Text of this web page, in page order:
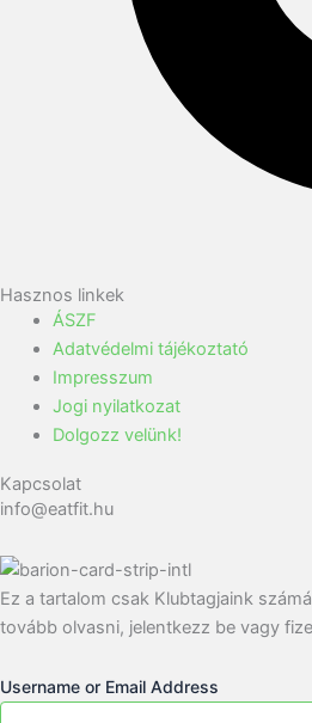
Hasznos linkek
ÁSZF
Adatvédelmi tájékoztató
Impresszum
Jogi nyilatkozat
Dolgozz velünk!
Kapcsolat
info@eatfit.hu
Ez a tartalom csak Klubtagjaink
tovább olvasni, jelentkezz be vagy
Username or Email Address